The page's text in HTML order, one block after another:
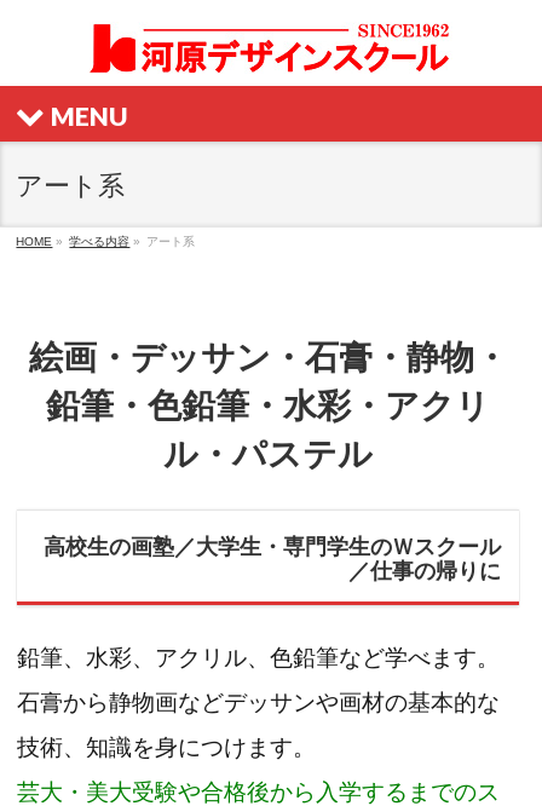
MENU
アート系
HOME » 学べる内容 » アート系
絵画・デッサン・石膏・静物・
鉛筆・色鉛筆・水彩・アクリ
ル・パステル
高校生の画塾／大学生・専門学生のＷスクール
／仕事の帰りに
鉛筆、水彩、アクリル、色鉛筆など学べます。
石膏から静物画などデッサンや画材の基本的な
技術、知識を身につけます。
芸大・美大受験や合格後から入学するまでのス